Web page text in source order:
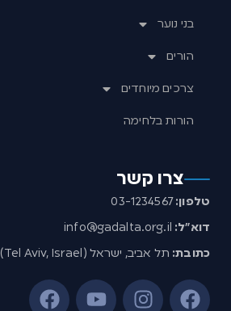
בני נוער
הורים
צרכים מיוחדים
הורות בלחימה
צרו קשר
טלפון:03-1234567
דוא”ל: info@gadalta.org.il
כתובת: תל אביב, ישראל (Tel Aviv, Israel)